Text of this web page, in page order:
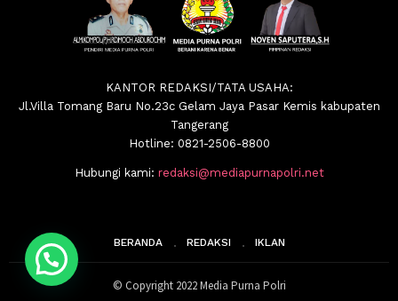
KANTOR REDAKSI/TATA USAHA:
Jl.Villa Tomang Baru No.23c Gelam Jaya Pasar Kemis kabupaten
Tangerang
Hotline: 0821-2506-8800
Hubungi kami: redaksi@mediapurnapolri.net
BERANDA REDAKSI IKLAN
© Copyright 2022 Media Purna Polri